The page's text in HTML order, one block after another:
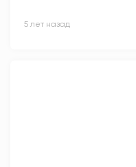
5 лет назад